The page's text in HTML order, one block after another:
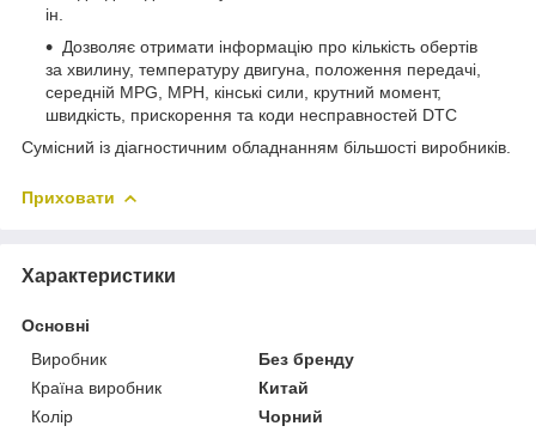
ін.
Дозволяє отримати інформацію про кількість обертів
за хвилину, температуру двигуна, положення передачі,
середній MPG, MPH, кінські сили, крутний момент,
швидкість, прискорення та коди несправностей DTC
Сумісний із діагностичним обладнанням більшості виробників.
Приховати
Характеристики
Основні
Виробник
Без бренду
Країна виробник
Китай
Колір
Чорний